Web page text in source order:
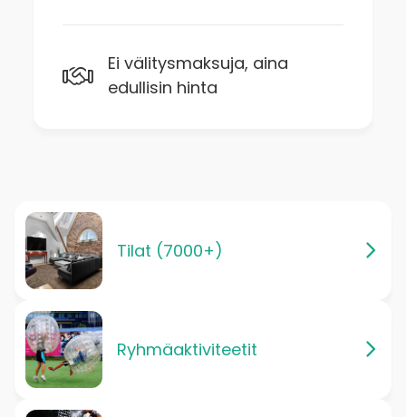
Ei välitysmaksuja, aina
edullisin hinta
Tilat (7000+)
Ryhmäaktiviteetit